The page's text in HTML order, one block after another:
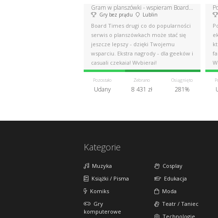
Gram w planszówki - wspieram Board Times
Gry bez prądu Lublin
Board Times drugi co do popularności
serwis o planszówkach może stać się
jeszcze lepszy - dzięki Twojemu
wsparciu. Ekstra nagrody - dla geeków i
casuali czekają! Wybieraj!
Pozostało
Udany
Zebrano
8 431 zł
Osiągnięto
281%
Kategorie
Muzyka
Książki / Pisma
Komiks
Gry
komputerowe
Cosplay
Edukacja
Moda
Teatr / Taniec
Technologie